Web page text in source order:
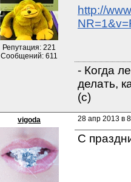
Репутация: 221
Сообщений: 611
http://
- Когда
делать,
(с)
vigoda 28 апр 2013 в
С